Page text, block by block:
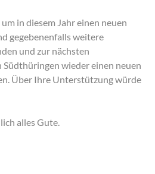
in diesem Jahr einen neuen
gegebenenfalls weitere
und zur nächsten
wieder einen neuen
Über Ihre Unterstützung würde
alles Gute.